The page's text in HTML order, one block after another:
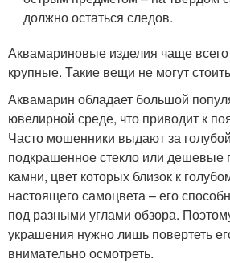
должно остаться следов.
Аквамариновые изделия чаще
крупные. Такие вещи не могут
Аквамарин обладает большой
ювелирной среде, что приводит к
Часто мошенники выдают за
подкрашенное стекло или дешевые
камни, цвет которых близок к
настоящего самоцвета – его
под разными углами обзора.
украшения нужно лишь повертеть
внимательно осмотреть.